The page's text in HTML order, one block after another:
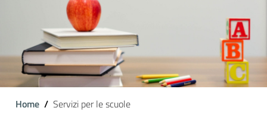
Home Servizi per le scuole